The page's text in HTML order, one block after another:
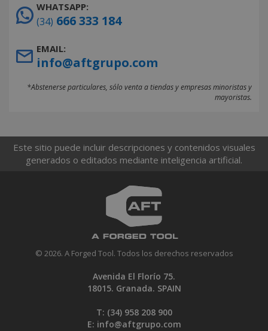
WHATSAPP:
(34) 666 333 184
EMAIL:
info@aftgrupo.com
*Abstenerse particulares, sólo venta a tiendas y empresas minoristas y
mayoristas.
Este sitio puede incluir descripciones y contenidos visuales
generados o editados mediante inteligencia artificial.
© 2026. A Forged Tool. Todos los derechos reservados
Avenida El Florío 75.
18015. Granada. SPAIN
T: (34) 958 208 900
E: info@aftgrupo.com